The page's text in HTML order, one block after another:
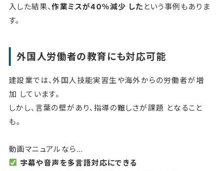
入した結果、作業ミスが40％減少 した という事例もありま
す。
外国人労働者の教育にも対応可能
建設業では、外国人技能実習生や海外からの労働者が増
加 しています。
しかし、言葉の壁があり、指導の難しさが課題 となること
も。
動画マニュアルなら…
字幕や音声を多言語対応にできる